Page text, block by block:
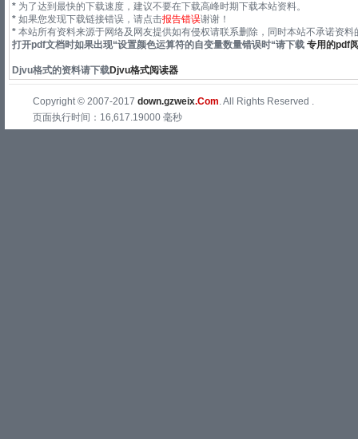
* 为了达到最快的下载速度，建议不要在下载高峰时期下载本站资料。
* 如果您发现下载链接错误，请点击报告错误谢谢！
* 本站所有资料来源于网络及网友提供如有侵权请联系删除，同时本站不承诺资料
打开pdf文档时如果出现“设置颜色运算符的自变量数量错误时“请下载 专用的pdf
Djvu格式的资料请下载Djvu格式阅读器
Copyright © 2007-2017 down.gzweix.Com. All Rights Reserved .
页面执行时间：16,617.19000 毫秒